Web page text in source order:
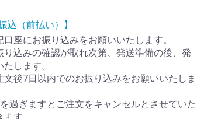
込（前払い）】
口座にお振り込みをお願いいたします。
り込みの確認が取れ次第、発送準備の後、発
たします。
文後7日以内でのお振り込みをお願いいたしま
過ぎますとご注文をキャンセルとさせていた